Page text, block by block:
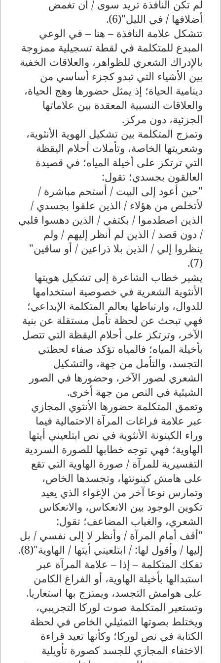
لم تكن النافذة تريد سوى / أن تغمض
أضلافها / في الليل"(6).
تتشكل علامة النافذة – هنا – في الوعي
المبدع للمتكلمة في لقطة تسجيلية ممزوجة
بالإدراك الشعري للظواهر، والعلاقات الخفية
بين الأشياء التي تبدو كجزء أساسي من
دينامية الحياة؛ إذ يمثل حضورها وهج الحياة،
والعلاقات النسبية المعقدة بين علاماتها
الجزئية، دون مركز.
وتمزج المتكلمة بين تشكيل الهوية الأنثوية،
وشعريتها الخاصة، وتأملات أحلام اليقظة
التي ترتكز على أخيلة المياه؛ في قصيدة
العالقون بجسدي؛ تقول:
"حين أعود إلى البيت / أستحم مباشرة /
لأتخلص من هؤلاء / الذين علقوا بجسدي /
الذين اصطدموا / بكتفي / الذين دهسوا قلبي
/ دون قصد / الذين لم أنظر إليهم / ولم
ينظروا إلي / الذين بلا ذراعين / أو ساقين"
(7).
يشير خطاب الشاعرة إلى تشكيل هويتها
الأنثوية الشعرية في خصوصية استخدامها
للدوال، وارتباطها بعالم المتكلمة الإبداعي؛
فهي تبحث عن لحظة تأمل مستقلة عن بنية
الآخر، وترتكز على أحلام اليقظة التي تتصل
بأخيلة المياه؛ فالمياه تؤكد صفاء لحظتي
التجسد، والتأمل من جهة، والتشكيل
الشعري لصور الآخر، وحضورها في الصور
الشيئية في النص من جهة أخرى.
وتعمق المتكلمة حضورها الأنثوي المجازي
عبر علامة فراغات المرآة الاحتمالية فيما
وراء الكينونة الأنثوية في نص ابتلعيني أيتها
الهاوية؛ فهي توجه خطابها للصورة السردية
التفسيرية للمرآة / صورة الهاوية التي تقع
على هامش كينونتها، وتجسدها الخاص،
وتمارس نوعا آخر من الإغواء الذي يعيد
تكوين الوجود بين الانعكاس، والانعكاس
الشعري، والغياب المضاعف؛ تقول:
"أقف أمام المرآة / وأنظر لا إلى نفسي / بل
إليها / وأقول لها: / ابتلعيني أيتها / الهاوية"(8).
تفكك المتكلمة – إذا – علامة المرآة عبر
استبدالها بأخيلة الهاوية، أو الفراغ الكامن
على هوامش التجسد، ويمتزج بها استعاريا.
وتستعير المتكلمة صوت لوركا التجريبي،
ويختلط بصوتها التمثيلي الخاص في لحظة
الكتابة في نص لوركا؛ وكأنها تعيد قراءة
الاختفاء المجازي للجسد كصورة تأويلية